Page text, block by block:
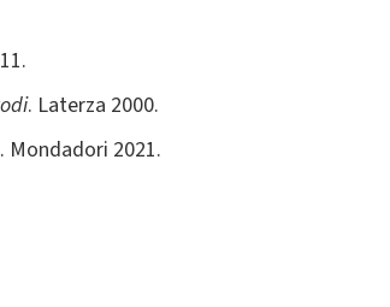
. Laterza 2000.
. Mondadori 2021.